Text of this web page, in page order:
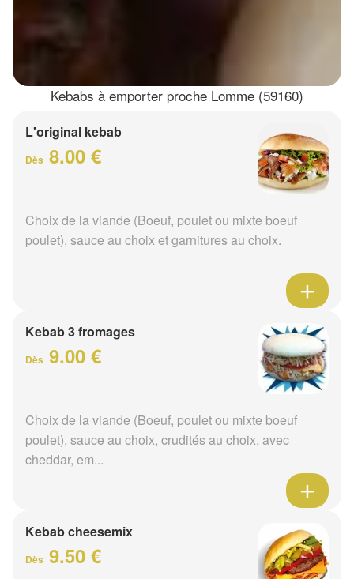
Kebabs à emporter proche Lomme (59160)
L'original kebab
Dès 8.00 €
Choix de la viande (Boeuf, poulet ou mixte boeuf
poulet), sauce au choix et garnitures au choix.
Kebab 3 fromages
Dès 9.00 €
Choix de la viande (Boeuf, poulet ou mixte boeuf
poulet), sauce au choix, crudités au choix, avec
cheddar, em...
Kebab cheesemix
Dès 9.50 €